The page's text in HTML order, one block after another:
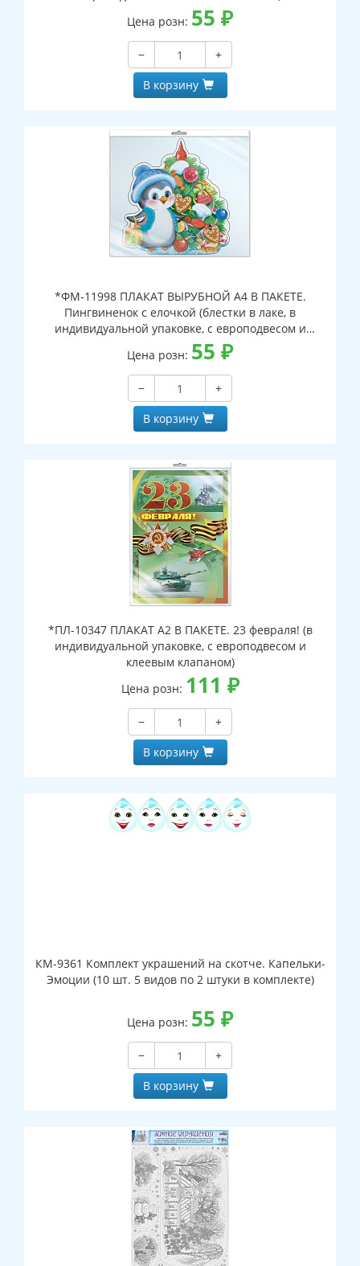
Цена розн: 55 ₽
−
+
В корзину
*ФМ-11998 ПЛАКАТ ВЫРУБНОЙ А4 В ПАКЕТЕ.
Пингвиненок с елочкой (блестки в лаке, в
индивидуальной упаковке, с европодвесом и
клеевым клапаном)
Цена розн: 55 ₽
−
+
В корзину
*ПЛ-10347 ПЛАКАТ А2 В ПАКЕТЕ. 23 февраля! (в
индивидуальной упаковке, с европодвесом и
клеевым клапаном)
Цена розн: 111 ₽
−
+
В корзину
КМ-9361 Комплект украшений на скотче. Капельки-
Эмоции (10 шт. 5 видов по 2 штуки в комплекте)
Цена розн: 55 ₽
−
+
В корзину